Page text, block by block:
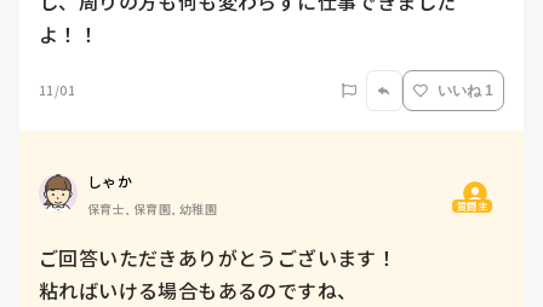
よ！！
11/01 いいね 1
しゃか
保育士, 保育園, 幼稚園 質問主
ご回答いただきありがとうございます！
粘ればいける場合もあるのですね、